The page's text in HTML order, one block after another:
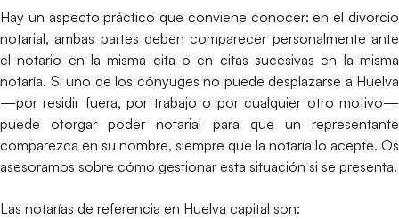
Hay un aspecto práctico que conviene conocer: en el divorcio
notarial, ambas partes deben comparecer personalmente ante
el notario en la misma cita o en citas sucesivas en la misma
notaría. Si uno de los cónyuges no puede desplazarse a Huelva
—por residir fuera, por trabajo o por cualquier otro motivo—
puede otorgar poder notarial para que un representante
comparezca en su nombre, siempre que la notaría lo acepte. Os
asesoramos sobre cómo gestionar esta situación si se presenta.
Las notarías de referencia en Huelva capital son: